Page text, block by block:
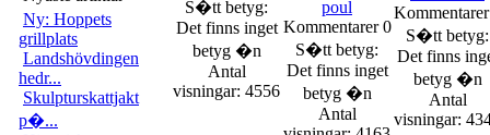
Ny: Hoppets
grillplats
Landshövdingen
hedr...
Skulpturskattjakt
p�...
S�tt betyg:
Det finns inget
betyg �n
Antal
visningar: 4556
poul
Kommentarer 0
S�tt betyg:
Det finns inget
betyg �n
Antal
S�tt betyg:
Det finns
betyg �n
Antal
visningar: